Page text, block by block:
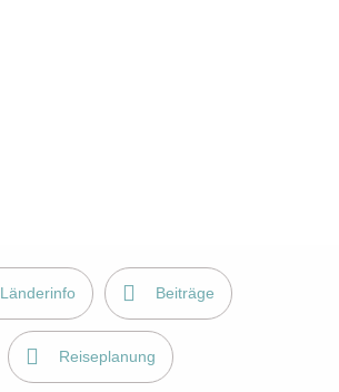
Länderinfo Beiträge
Reiseplanung